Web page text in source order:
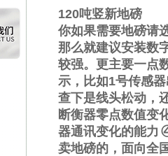
120吨竖新地磅
你如果需要地磅请
那么就建议安装数
较强。更主要一点
示，比如1号传感
查下是线头松动，
断衡器零点数值变
器通讯变化的能力
卖地磅的，面向全